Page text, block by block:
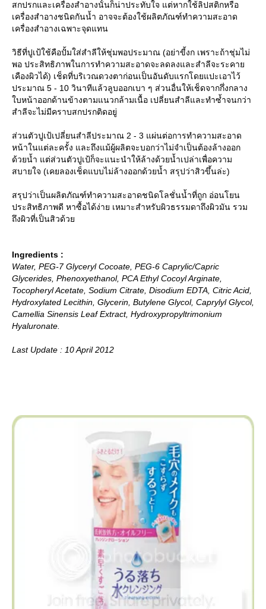
สกปรกและเครื่องสำอางนั้นก็น่าประทับใจ แต่หากใช้ลิปสติกหรือ
เครื่องสำอางชนิดกันน้ำ อาจจะต้องใช้ผลิตภัณฑ์ทำความสะอาด
เครื่องสำอางเฉพาะจุดแทน
วิธีที่ปูเป้ใช้คือปั้มใส่สำลีให้ชุ่มพอประมาณ (อย่าขี้งก เพราะถ้าชุ่มไม่
พอ ประสิทธิภาพในการทำความสะอาดจะลดลงและสำลีจะระคา
เคืองผิวได้) เช็ดที่บริเวณดวงตาก่อนเป็นอันดับแรกโดยแปะเอาไว้
ประมาณ 5 - 10 วินาทีแล้วลูบออกเบา ๆ ส่วนอื่นให้เช็ดจากกึ่งกลาง
บหน้าออกด้านข้างตามแนวกล้ามเนื้อ เปลี่ยนสำลีและทำซ้ำจนกว่า
สำลีจะไม่มีคราบสกปรกติดอยู่
ส่วนตัวปูเป้เปลี่ยนสำลีประมาณ 2 - 3 แผ่นต่อการทำความสะอาด
หน้าในแต่ละครั้ง และถึงแม้ผู้ผลิตจะบอกว่าไม่จำเป็นต้องล้างออก
ด้วยน้ำ แต่ส่วนตัวปูเป้ก็จะแนะนำให้ล้างด้วยน้ำเปล่าเพื่อความ
สบายใจ (เคยลองเช็ดแบบไม่ล้างออกด้วยน้ำ สรุปว่าสิวขึ้นล่ะ)
สรุปว่าเป็นผลิตภัณฑ์ทำความสะอาดชนิดโลชั่นน้ำที่ถูก อ่อนโยน
ประสิทธิภาพดี หาซื้อได้ง่าย เหมาะสำหรับผิวธรรมดาถึงผิวมัน รวม
ถึงผิวที่เป็นสิวด้ว
Ingredients :
Water, PEG-7 Glyceryl Cocoate, PEG-6 Caprylic/Capric
Glycerides, Phenoxyethanol, PCA Ethyl Cocoyl Arginate,
Tocopheryl Acetate, Sodium Citrate, Disodium EDTA, Citric Acid,
Hydroxylated Lecithin, Glycerin, Butylene Glycol, Caprylyl Glycol,
Camellia Sinensis Leaf Extract, Hydroxypropyltrimonium
Hyaluronate.
Last Update : 10 April 2012